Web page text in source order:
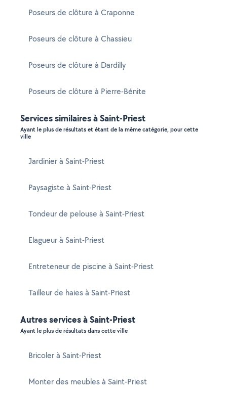
Poseurs de clôture à Craponne
Poseurs de clôture à Chassieu
Poseurs de clôture à Dardilly
Poseurs de clôture à Pierre-Bénite
Services similaires à Saint-Priest
Ayant le plus de résultats et étant de la même catégorie, pour cette
ville
Jardinier à Saint-Priest
Paysagiste à Saint-Priest
Tondeur de pelouse à Saint-Priest
Elagueur à Saint-Priest
Entreteneur de piscine à Saint-Priest
Tailleur de haies à Saint-Priest
Autres services à Saint-Priest
Ayant le plus de résultats dans cette ville
Bricoler à Saint-Priest
Monter des meubles à Saint-Priest